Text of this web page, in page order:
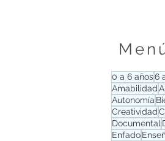
0 a 6 años6
Amabilidad
Autonomía
Creatividad
Documental
Enfado